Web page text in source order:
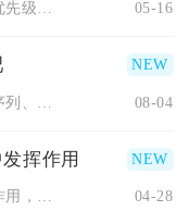
05-16
08-04
挥作用
少年三国志紫将可以在跨服战中发挥作用，但仅限特定场景与搭配，... 04-28